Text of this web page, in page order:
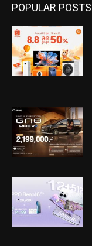
POPULAR POSTS